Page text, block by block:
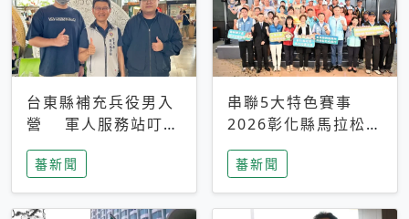
台東縣補充兵役男入
營 軍人服務站叮嚀
及歡送
蕃新聞
串聯5大特色賽事
2026彰化縣馬拉松嘉
年華啟動
蕃新聞